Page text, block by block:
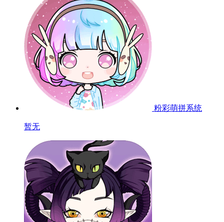
粉彩萌拼系统
暂无